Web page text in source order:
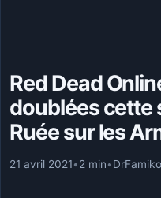
Red Dead
doublées cette
Ruée sur les
21 avril 2021•2 min•